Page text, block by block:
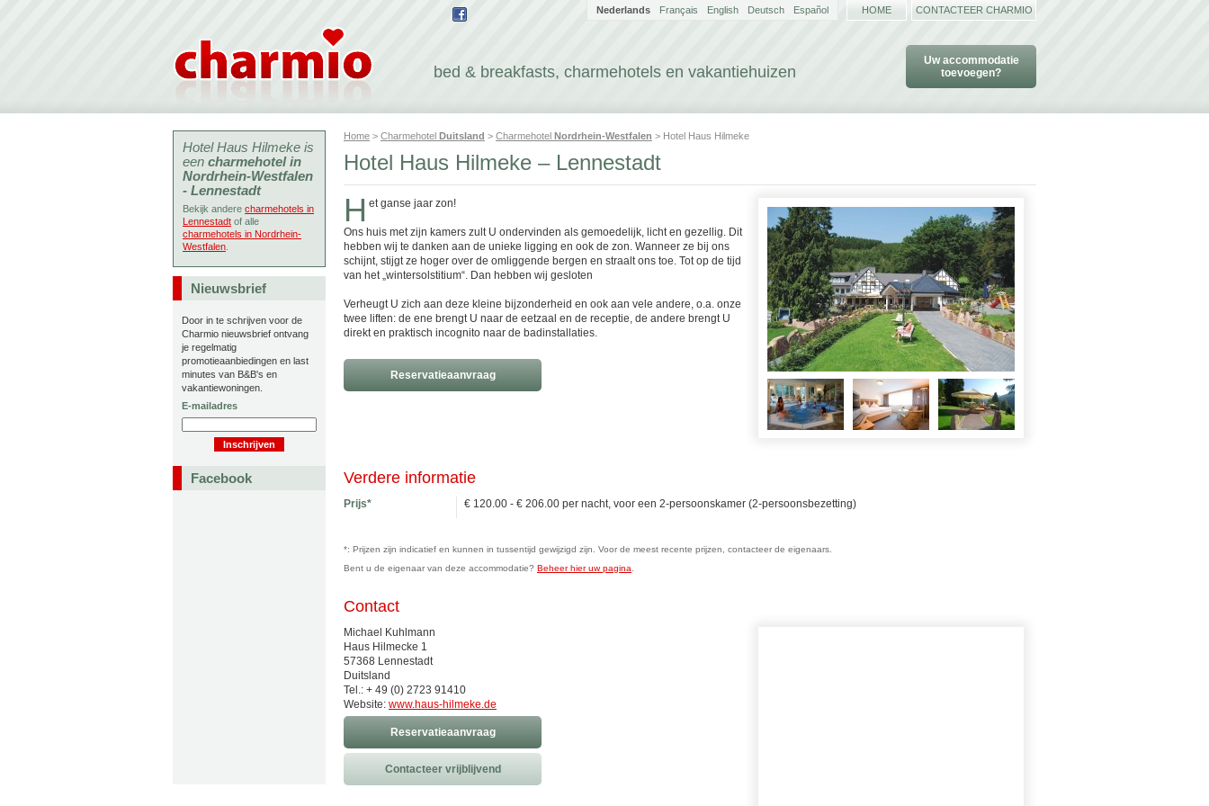
bed & breakfasts, charmehotels en vakantiehuizen
Uw accommodatie
toevoegen?
Nederlands Français English Deutsch Español HOME CONTACTEER CHARMIO
Home > Charmehotel Duitsland > Charmehotel Nordrhein-Westfalen > Hotel Haus Hilmeke
Hotel Haus Hilmeke – Lennestadt
H et ganse jaar zon!
Ons huis met zijn kamers zult U ondervinden als gemoedelijk, licht en gezellig. Dit
hebben wij te danken aan de unieke ligging en ook de zon. Wanneer ze bij ons
schijnt, stijgt ze hoger over de omliggende bergen en straalt ons toe. Tot op de tijd
van het „wintersolstitium“. Dan hebben wij gesloten
Verheugt U zich aan deze kleine bijzonderheid en ook aan vele andere, o.a. onze
twee liften: de ene brengt U naar de eetzaal en de receptie, de andere brengt U
direkt en praktisch incognito naar de badinstallaties.
Reservatieaanvraag
Verdere informatie
Prijs* € 120.00 - € 206.00 per nacht, voor een 2-persoonskamer (2-persoonsbezetting)
*: Prijzen zijn indicatief en kunnen in tussentijd gewijzigd zijn. Voor de meest recente prijzen, contacteer de eigenaars.
Bent u de eigenaar van deze accommodatie? Beheer hier uw pagina
Contact
Michael Kuhlmann
Haus Hilmecke 1
57368 Lennestadt
Duitsland
Tel.: + 49 (0) 2723 91410
Website: www.haus-hilmeke.de
Reservatieaanvraag
Contacteer vrijblijvend
Hotel Haus Hilmeke is
een charmehotel in
Nordrhein-Westfalen
- Lennestadt
Bekijk andere charmehotels in
Lennestadt of alle
charmehotels in Nordrhein-
Westfalen
Nieuwsbrief
Door in te schrijven voor de
Charmio nieuwsbrief ontvang
je regelmatig
promotieaanbiedingen en last
minutes van B&B's en
vakantiewoningen.
E-mailadres
Facebook